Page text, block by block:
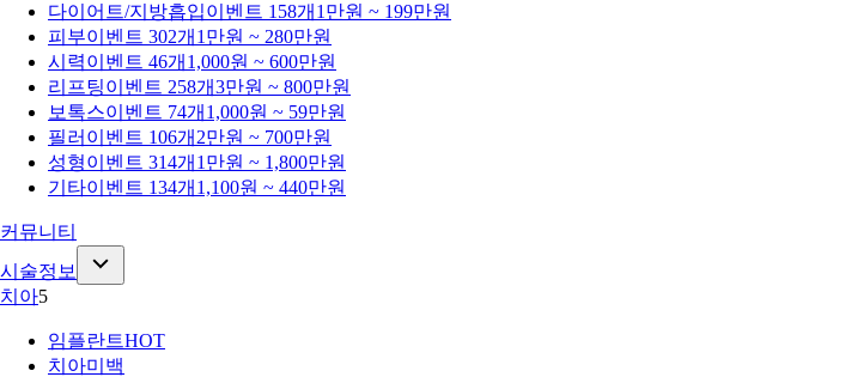
다이어트/지방흡입이벤트 158개 1만원 ~ 199만원
피부이벤트 302개 1만원 ~ 280만원
시력이벤트 46개 1,000원 ~ 600만원
리프팅이벤트 258개3만원 ~ 800만원
보톡스이벤트 74개 1,000원 ~ 59만원
필러 이벤트 106개 2만원 ~ 700만원
성형이벤트 314개 1만원 ~ 1,800만원
기타이벤트 134개 1,100원 ~ 440만원
커뮤니티
시술정보
치아5
임플란트HOT
치아미백